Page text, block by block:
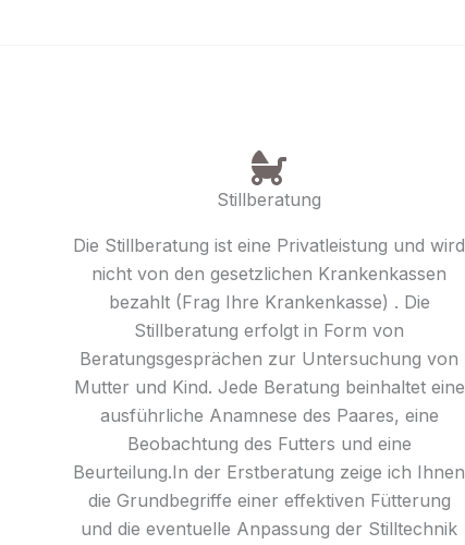
Stillberatung
Die Stillberatung ist eine Privatleistung und wird
nicht von den gesetzlichen Krankenkassen
bezahlt (Frag Ihre Krankenkasse) . Die
Stillberatung erfolgt in Form von
Beratungsgesprächen zur Untersuchung von
Mutter und Kind. Jede Beratung beinhaltet eine
ausführliche Anamnese des Paares, eine
Beobachtung des Futters und eine
Beurteilung.In der Erstberatung zeige ich Ihnen
die Grundbegriffe einer effektiven Fütterung
und die eventuelle Anpassung der Stilltechnik